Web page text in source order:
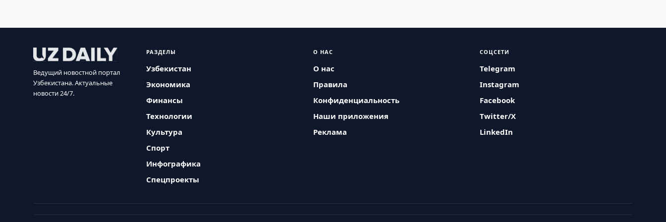
Ведущий новостной портал
Узбекистана. Актуальные
новости 24/7.
РАЗДЕЛЫ
Узбекистан
Экономика
Финансы
Технологии
Культура
Спорт
Инфографика
Спецпроекты
О НАС
О нас
Правила
Конфиденциальность
Наши приложения
Реклама
СОЦСЕТИ
Telegram
Instagram
Facebook
Twitter/X
LinkedIn